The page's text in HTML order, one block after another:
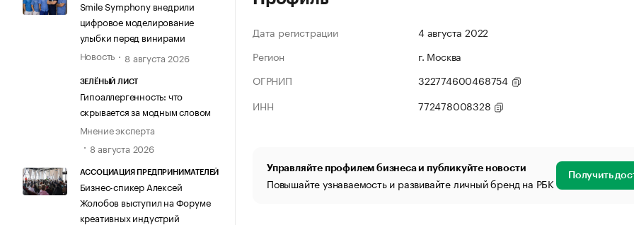
Smile Symphony внедрили
цифровое моделирование
улыбки перед винирами
Новость
8 августа 2026
ЗЕЛЁНЫЙ ЛИСТ
Гипоаллергенность: что
скрывается за модным словом
Мнение эксперта
8 августа 2026
АССОЦИАЦИЯ ПРЕДПРИНИМАТЕЛЕЙ
Бизнес-спикер Алексей
Жолобов выступил на Форуме
креативных индустрий
Дата регистрации
4 августа 2022
Регион
г. Москва
ОГРНИП
322774600468754
ИНН
772478008328
Управляйте профилем бизнеса и публикуйте новости
Повышайте узнаваемость и развивайте личный бренд на РБК Получить